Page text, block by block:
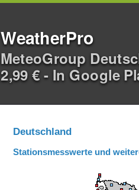
WeatherPro
MeteoGroup
2,99 € - In Google
Deutschland
Stationsmesswerte und